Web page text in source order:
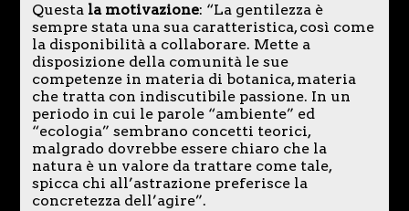
Questala motivazione: “La gentilezza è
sempre stata una sua caratteristica, così come
la disponibilità a collaborare. Mette a
disposizione della comunità le sue
competenze in materia di botanica, materia
che tratta con indiscutibile passione. In un
periodo in cui le parole “ambiente” ed
“ecologia” sembrano concetti teorici,
malgrado dovrebbe essere chiaro che la
natura è un valore da trattare come tale,
spicca chi all’astrazione preferisce la
concretezza dell’agire”.